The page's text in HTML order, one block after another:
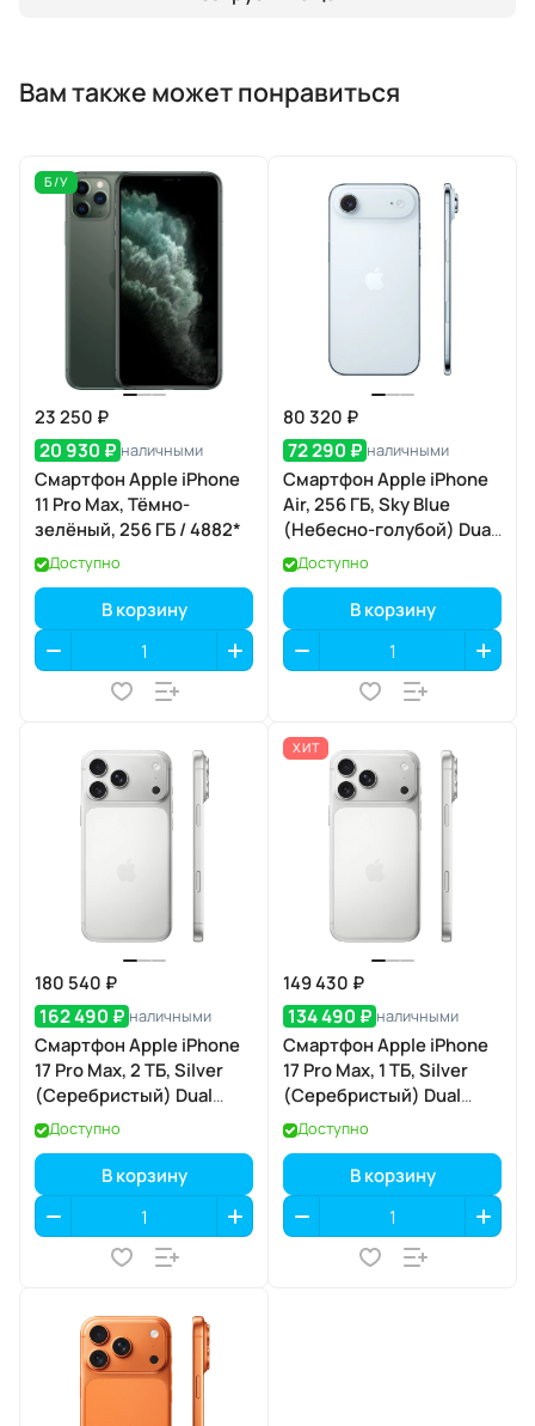
Вам также может понравиться
Б/У
23 250 ₽
20 930 ₽ наличными
Смартфон Apple iPhone
11 Pro Max, Тёмно-
зелёный, 256 ГБ / 4882*
Доступно
В корзину
80 320 ₽
72 290 ₽ наличными
Смартфон Apple iPhone
Air, 256 ГБ, Sky Blue
(Небесно-голубой) Dual
eSIM
Доступно
В корзину
180 540 ₽
162 490 ₽ наличными
Смартфон Apple iPhone
17 Pro Max, 2 ТБ, Silver
(Серебристый) Dual
eSIM
Доступно
В корзину
ХИТ
149 430 ₽
134 490 ₽ наличными
Смартфон Apple iPhone
17 Pro Max, 1 ТБ, Silver
(Серебристый) Dual
eSIM
Доступно
В корзину